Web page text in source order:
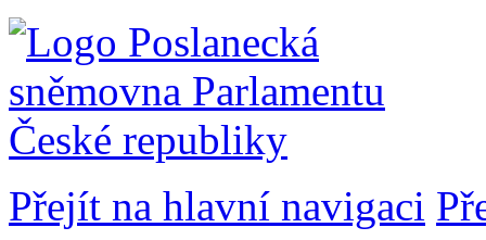
Přejít na hlavní navigaci